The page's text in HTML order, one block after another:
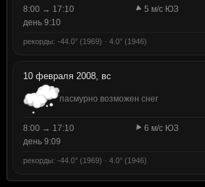
8:00 → 17:10
5 м/с ЮЗ
день 9:10
рекорды: -44.0° (1969) · 4.0° (1946)
10 февраля 2008, вс
пасмурно возможен снег
8:00 → 17:10
6 м/с ЮЗ
день 9:09
рекорды: -44.0° (1969) · 4.0° (1946)